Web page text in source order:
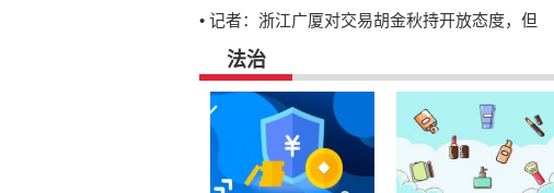
• 记者：浙江广厦对交易胡金秋持开放态度，但
法治